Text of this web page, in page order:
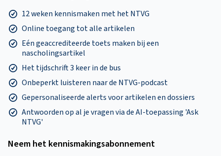
12 weken kennismaken met het NTVG
Online toegang tot alle artikelen
Eén geaccrediteerde toets maken bij een
nascholingsartikel
Het tijdschrift 3 keer in de bus
Onbeperkt luisteren naar de NTVG-podcast
Gepersonaliseerde alerts voor artikelen en dossiers
Antwoorden op al je vragen via de AI-toepassing 'Ask
NTVG'
Neem het kennismakings­abonnement